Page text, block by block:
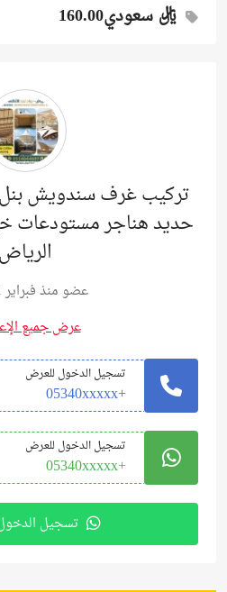
ريال سعودي160.00
تركيب غرف سندويش
حديد هناجر مستودعات
الرياض
عضو منذ فبراير 1, 2026
عرض جميع
تسجيل الدخول للعرض
+05340xxxxx
تسجيل الدخول للعرض
+05340xxxxx
تسجيل